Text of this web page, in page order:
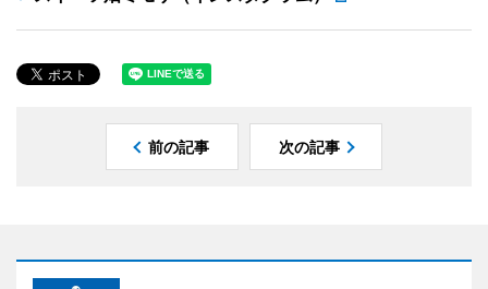
前の記事 次の記事